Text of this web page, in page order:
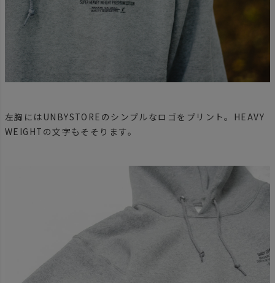
左胸にはUNBYSTOREのシンプルなロゴをプリント。HEAVY
WEIGHTの文字もそそります。